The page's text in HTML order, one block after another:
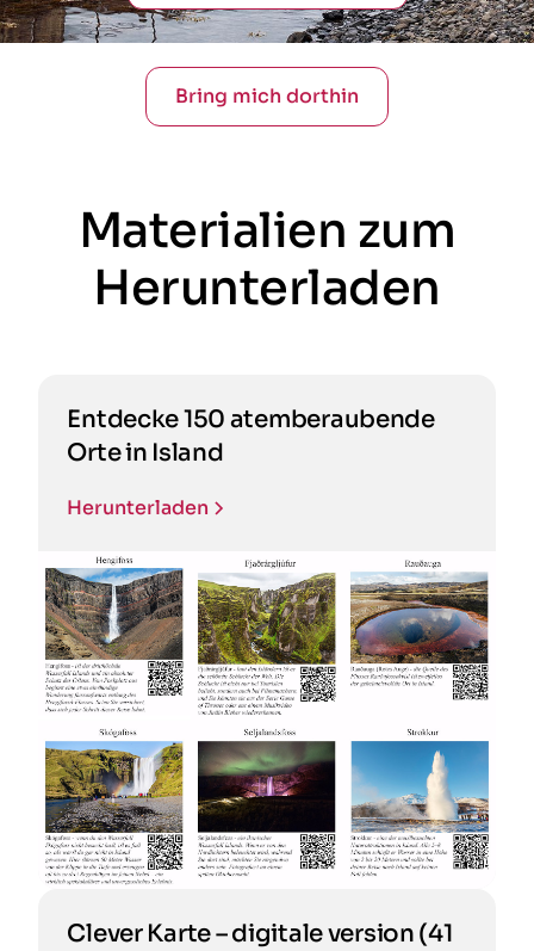
Bring mich dorthin
Materialien zum
Herunterladen
Entdecke 150 atemberaubende
Orte in Island
Herunterladen
Clever Karte – digitale version (41